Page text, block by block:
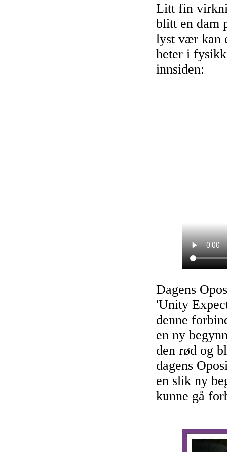
Litt fin
blitt en dam
lyst vær kan
heter i
innsiden:
Dagens
'Unity
denne
en ny
den rød og
dagens
en slik ny
kunne gå